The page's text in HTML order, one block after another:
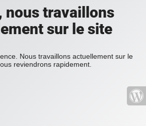
nous travaillons
sur le site
Nous travaillons actuellement sur le
reviendrons rapidement.